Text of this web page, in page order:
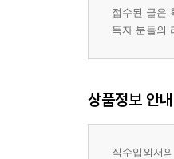
접수된 글은
독자 분들의
상품정보 안내
직수입외서